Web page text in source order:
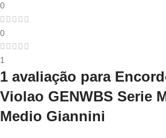
0
0
1
1 avaliação para
Violao GENWBS Serie
Medio Giannini